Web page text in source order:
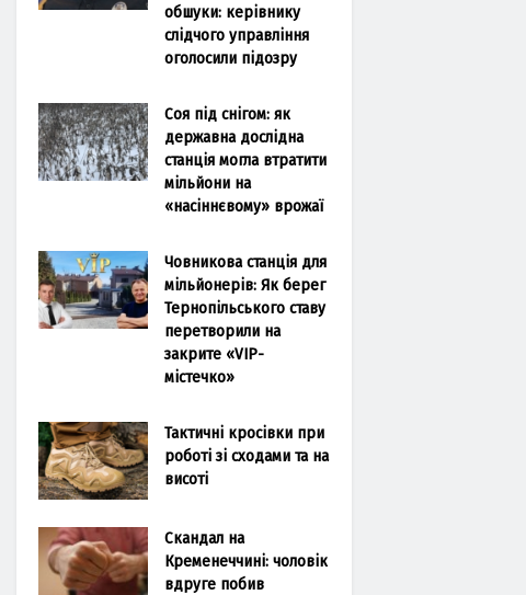
обшуки: керівнику
слідчого управління
оголосили підозру
Соя під снігом: як
державна дослідна
станція могла втратити
мільйони на
«насіннєвому» врожаї
Човникова станція для
мільйонерів: Як берег
Тернопільського ставу
перетворили на
закрите «VIP-
містечко»
Тактичні кросівки при
роботі зі сходами та на
висоті
Скандал на
Кременеччині: чоловік
вдруге побив